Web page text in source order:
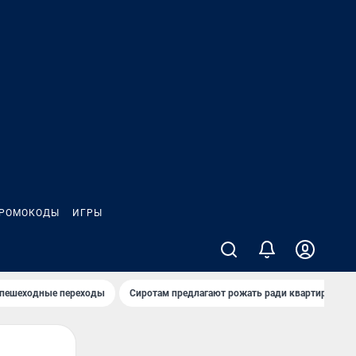
ИГРЫ
переходы Сиротам предлагают рожать ради квартиры